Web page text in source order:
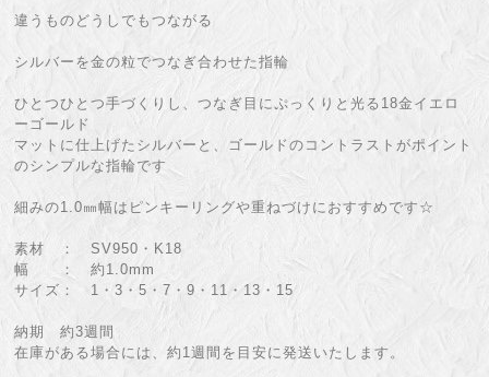
違うものどうしでもつながる
シルバーを金の粒でつなぎ合わせた指輪
ひとつひとつ手づくりし、つなぎ目にぷっくりと光る18金イエロ
ーゴールド
マットに仕上げたシルバーと、ゴールドのコントラストがポイント
のシンプルな指輪です
細みの1.0㎜幅はピンキーリングや重ねづけにおすすめです☆
素材 ： SV950・K18
幅 ： 約1.0mm
サイズ： 1・3・5・7・9・11・13・15
納期 約3週間
在庫がある場合には、約1週間を目安に発送いたします。